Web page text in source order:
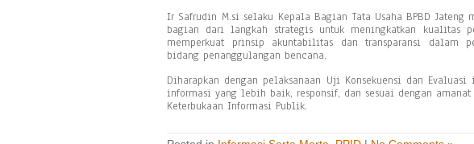
Ir Safrudin M.si selaku Kepala Bagian Tata Usaha BPBD
bagian dari langkah strategis untuk meningkatkan kualitas
memperkuat prinsip akuntabilitas dan transparansi dalam
bidang penanggulangan bencana.
Diharapkan dengan pelaksanaan Uji Konsekuensi dan
informasi yang lebih baik, responsif, dan sesuai dengan amanat
Keterbukaan Informasi Publik.